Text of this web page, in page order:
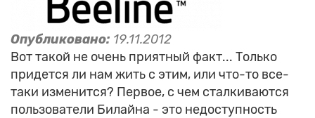
Опубликовано: 19.11.2012
Вот такой не очень приятный факт... Только
придется ли нам жить с этим, или что-то все-
таки изменится? Первое, с чем сталкиваются
пользователи Билайна - это недоступность